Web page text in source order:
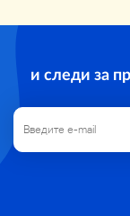
и следи за